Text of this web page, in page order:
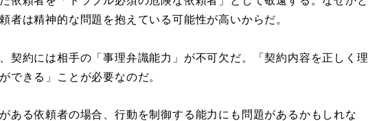
者は精神的な問題を抱えている可能性が高いからだ。
契約には相手の「事理弁識能力」が不可欠だ。「契約内容を正しく理
できる」ことが必要なのだ。
ある依頼者の場合、行動を制御する能力にも問題があるかもしれな